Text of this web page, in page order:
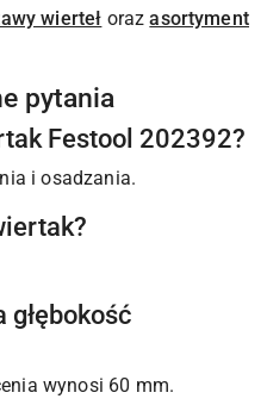
wierteł orazasortyment
pytania
Festool 202392?
i osadzania.
wynosi 60 mm.